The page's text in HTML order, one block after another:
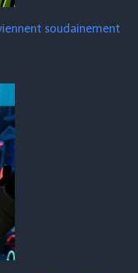
soudainement